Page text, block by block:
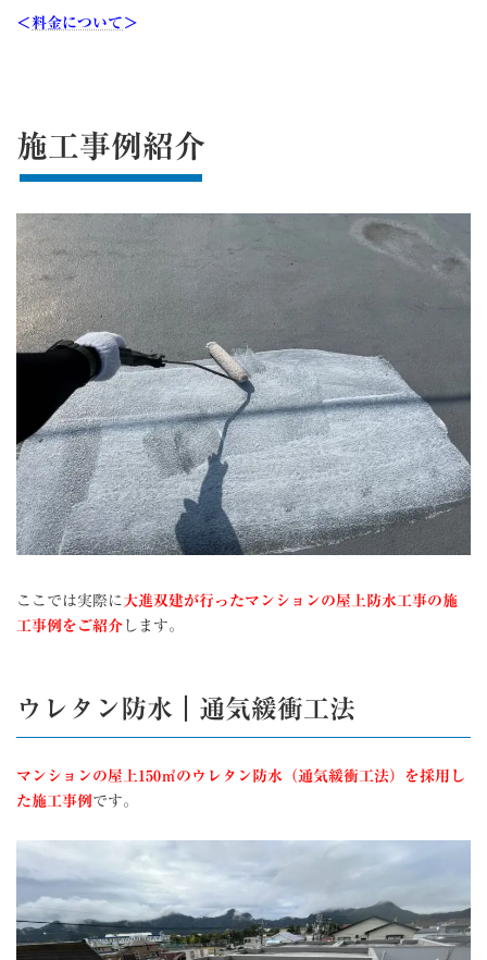
＜ 料金について ＞
施工事例紹介
ここでは実際に 大進双建が行ったマンションの屋上防水工事の施
工事例をご紹介 します。
ウレタン防水｜通気緩衝工法
マンションの屋上 150㎡のウレタン防水（通気緩衝工法）を採用し
た施工事例 です。